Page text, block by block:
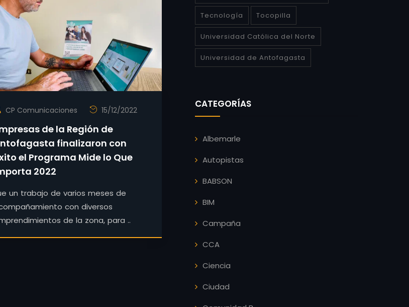
CP Comunicaciones 15/12/2022
de la Región de
finalizaron con
el Programa Mide lo Que
2022
un trabajo de varios meses de
con diversos
de la zona, para ..
Tecnología Tocopilla
Universidad Católica del Norte
Universidad de Antofagasta
CATEGORÍAS
Albemarle
Autopistas
BABSON
BIM
Campaña
CCA
Ciencia
Ciudad